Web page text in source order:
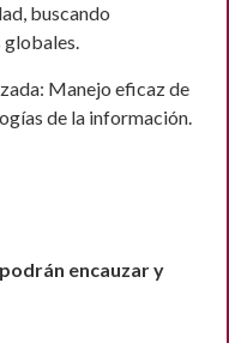
buscando
globales.
Manejo eficaz de
de la información.
encauzar y